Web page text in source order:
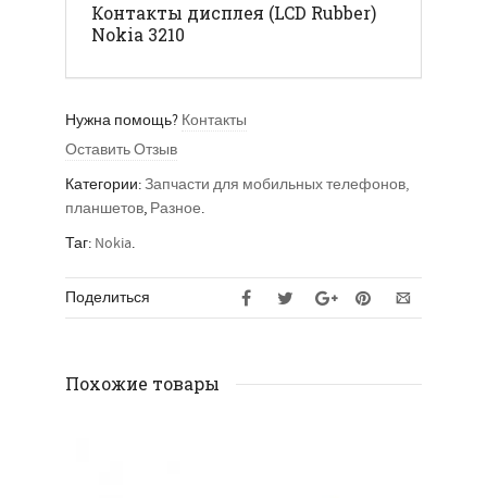
Контакты дисплея (LCD Rubber)
Nokia 3210
Нужна помощь? Контакты
Оставить Отзыв
Категории:Запчасти для мобильных телефонов,
планшетов, Разное.
Таг: Nokia.
Поделиться
Похожие товары